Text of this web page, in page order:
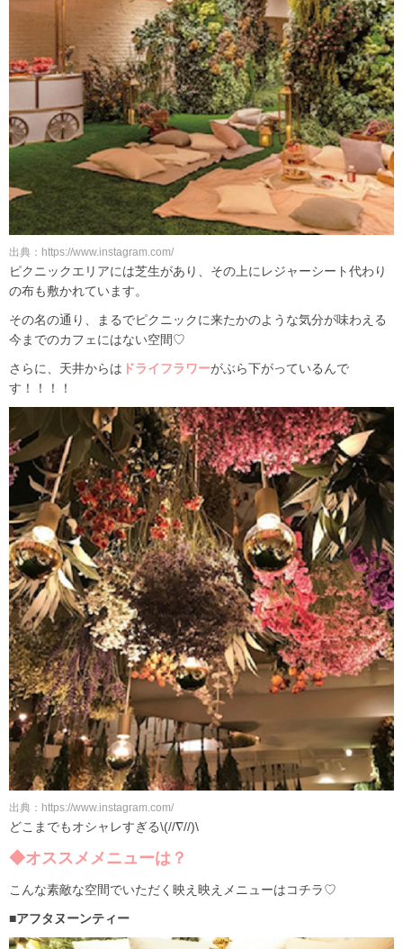
出典：https://www.instagram.com/
ピクニックエリアには芝生があり、その上にレジャーシート代わり
の布も敷かれています。
その名の通り、まるでピクニックに来たかのような気分が味わえる
今までのカフェにはない空間♡
さらに、天井からは ドライフラワーがぶら下がっているんで
す！！！！
出典：https://www.instagram.com/
どこまでもオシャレすぎる\(//∇//)\
◆オススメメニューは？
こんな素敵な空間でいただく映え映えメニューはコチラ♡
■アフタヌーンティー